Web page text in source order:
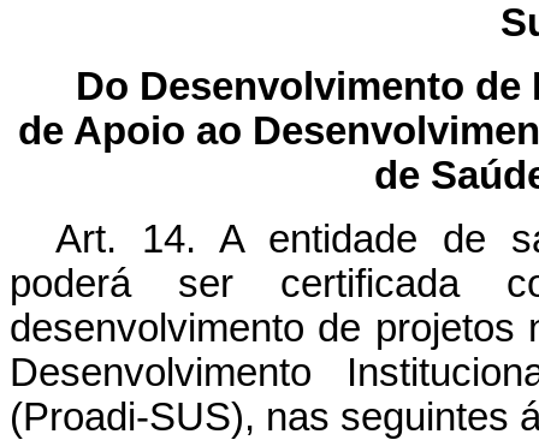
Do Desenvolvimento
de Apoio ao
de
Art. 14. A entidade de
poderá ser certificada
desenvolvimento de projetos
Desenvolvimento
(Proadi-SUS), nas seguintes